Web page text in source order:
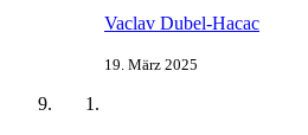
Vaclav Dubel-Hacac
19. März 2025